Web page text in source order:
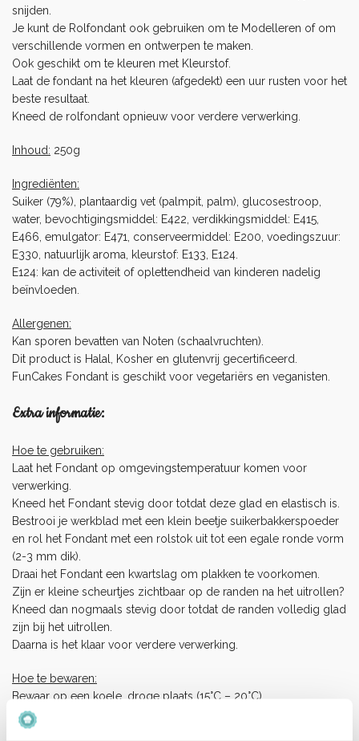
snijden.
Je kunt de Rolfondant ook gebruiken om te Modelleren of om
verschillende vormen en ontwerpen te maken.
Ook geschikt om te kleuren met Kleurstof.
Laat de fondant na het kleuren (afgedekt) een uur rusten voor het
beste resultaat.
Kneed de rolfondant opnieuw voor verdere verwerking.
Inhoud: 250g
Ingrediënten:
Suiker (79%), plantaardig vet (palmpit, palm), glucosestroop,
water, bevochtigingsmiddel: E422, verdikkingsmiddel: E415,
E466, emulgator: E471, conserveermiddel: E200, voedingszuur:
E330, natuurlijk aroma, kleurstof: E133, E124.
E124: kan de activiteit of oplettendheid van kinderen nadelig
beïnvloeden.
Allergenen:
Kan sporen bevatten van Noten (schaalvruchten).
Dit product is Halal, Kosher en glutenvrij gecertificeerd.
FunCakes Fondant is geschikt voor vegetariërs en veganisten.
Extra informatie:
Hoe te gebruiken:
Laat het Fondant op omgevingstemperatuur komen voor
verwerking.
Kneed het Fondant stevig door totdat deze glad en elastisch is.
Bestrooi je werkblad met een klein beetje suikerbakkerspoeder
en rol het Fondant met een rolstok uit tot een egale ronde vorm
(2-3 mm dik).
Draai het Fondant een kwartslag om plakken te voorkomen.
Zijn er kleine scheurtjes zichtbaar op de randen na het uitrollen?
Kneed dan nogmaals stevig door totdat de randen volledig glad
zijn bij het uitrollen.
Daarna is het klaar voor verdere verwerking.
Hoe te bewaren:
Bewaar op een koele, droge plaats (15°C – 20°C).
Niet in de koelkast of vriezer bewaren.
Eenmaal geopend, wikkel het in huishoudfolie en plaats het in